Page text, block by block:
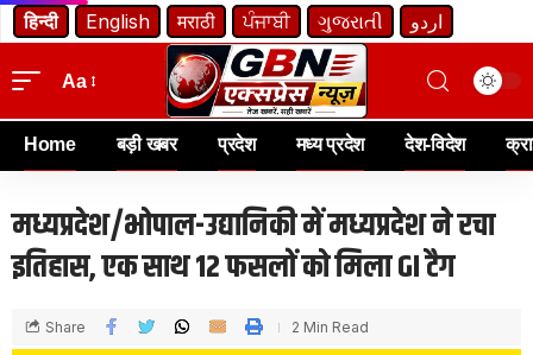
हिन्दी English मराठी ਪੰਜਾਬੀ ગુજરાતી اردو
Aa
Home बड़ी खबर प्रदेश मध्य प्रदेश देश-विदेश
मध्यप्रदेश/भोपाल-उद्यानिकी में मध्यप्रदेश ने रचा
इतिहास, एक साथ 12 फसलों को मिला GI टैग
Share 2 Min Read